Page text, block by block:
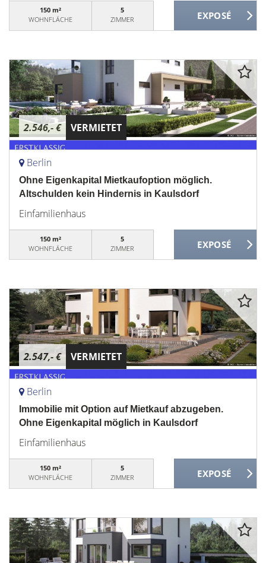
150 m²
WOHNFLÄCHE
5
ZIMMER
2.546,- € VERMIETET
Berlin
Ohne Eigenkapital Mietkaufoption möglich.
Altschulden kein Hindernis in Kaulsdorf
Einfamilienhaus
150 m²
WOHNFLÄCHE
5
ZIMMER
2.547,- € VERMIETET
Berlin
Immobilie mit Option auf Mietkauf abzugeben.
Ohne Eigenkapital möglich in Kaulsdorf
Einfamilienhaus
150 m²
WOHNFLÄCHE
5
ZIMMER